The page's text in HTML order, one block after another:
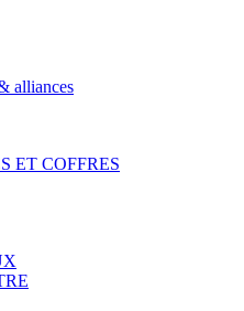
alliances
ET COFFRES